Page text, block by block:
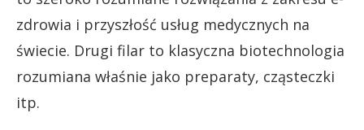
zdrowia i przyszłość usług medycznych na
świecie. Drugi filar to klasyczna biotechnologia
rozumiana właśnie jako preparaty, cząsteczki
itp.